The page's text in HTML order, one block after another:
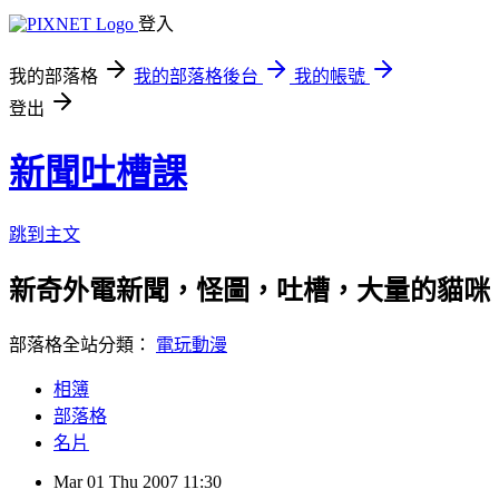
登入
我的部落格 我的部落格後台
我的帳號
登出
新聞吐槽課
跳到主文
新奇外電新聞，怪圖，吐槽，大量的貓咪
部落格全站分類： 電玩動漫
相簿
部落格
名片
Mar 01 Thu 2007 11:30